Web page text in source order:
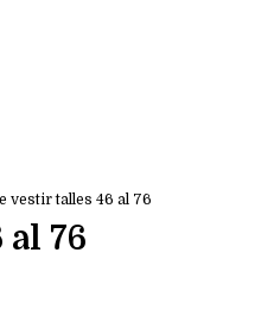
vestir talles 46 al 76
76